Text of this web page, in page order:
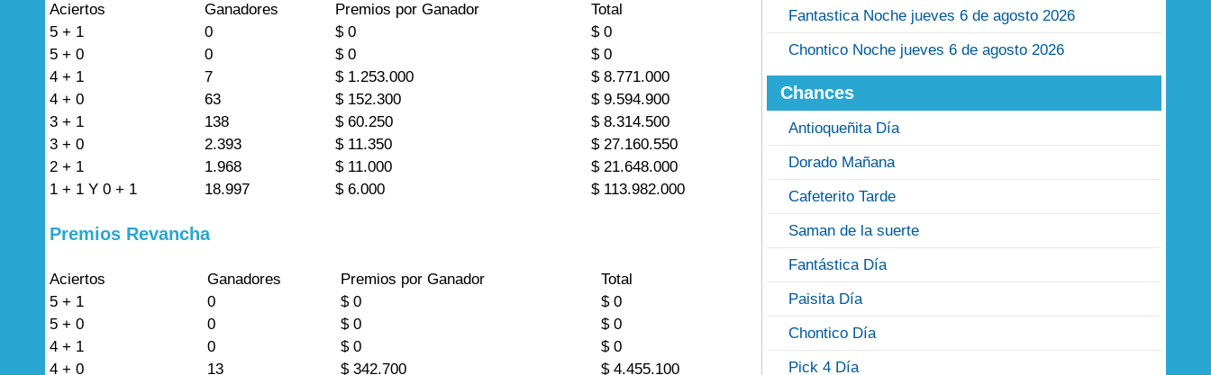
Aciertos Ganadores Premios por Ganador
Total
5 + 1
0 $ 0
$ 0
5 + 0
0 $ 0
$ 0
4 + 1
7 $ 1.253.000
$ 8.771.000
4 + 0
63 $ 152.300
$ 9.594.900
3 + 1
138 $ 60.250
$ 8.314.500
3 + 0
2.393 $ 11.350
$ 27.160.550
2 + 1
1.968 $ 11.000
$ 21.648.000
1 + 1 Y 0 + 1
18.997 $ 6.000 $ 113.982.000
Premios Revancha
Aciertos Ganadores Premios por Ganador
Total
5 + 1
0 $ 0
$ 0
5 + 0
0 $ 0
$ 0
4 + 1
0 $ 0
$ 0
4 + 0
13 $ 342.700
$ 4.455.100
Fantastica Noche jueves 6 de agosto 2026
Chontico Noche jueves 6 de agosto 2026
Chances
Antioqueñita Día
Dorado Mañana
Cafeterito Tarde
Saman de la suerte
Fantástica Día
Paisita Día
Chontico Día
Pick 4 Día